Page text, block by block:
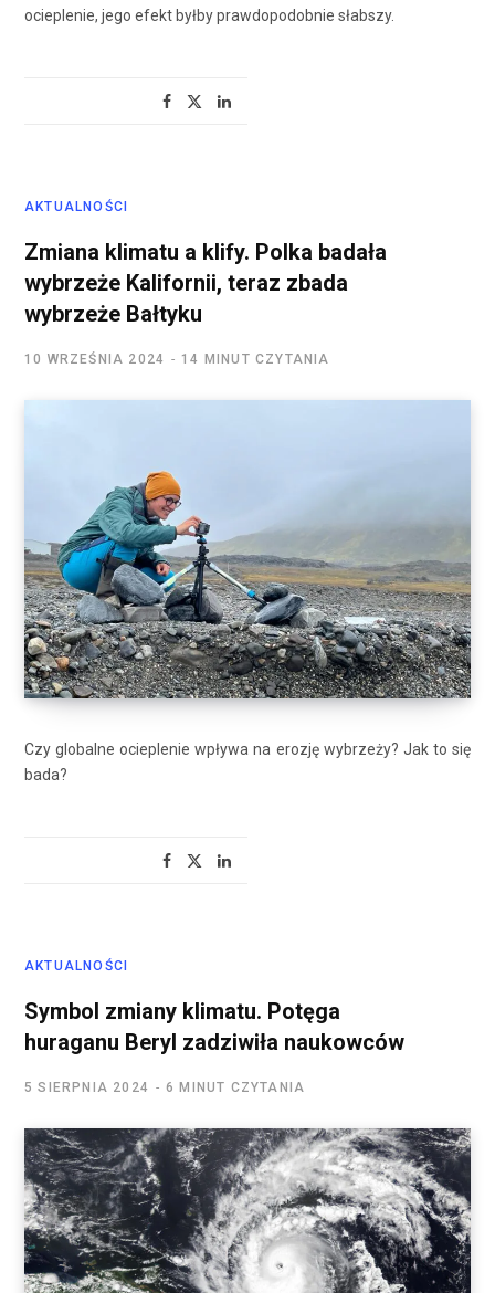
ocieplenie, jego efekt byłby prawdopodobnie słabszy.
AKTUALNOŚCI
Zmiana klimatu a klify. Polka badała
wybrzeże Kalifornii, teraz zbada
wybrzeże Bałtyku
10 WRZEŚNIA 2024 14 MINUT CZYTANIA
Czy globalne ocieplenie wpływa na erozję wybrzeży? Jak to się
bada?
AKTUALNOŚCI
Symbol zmiany klimatu. Potęga
huraganu Beryl zadziwiła naukowców
5 SIERPNIA 2024 6 MINUT CZYTANIA